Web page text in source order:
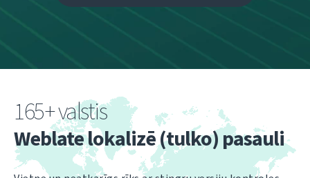
165+ valstis
Weblate lokalizē (tulko) pasauli